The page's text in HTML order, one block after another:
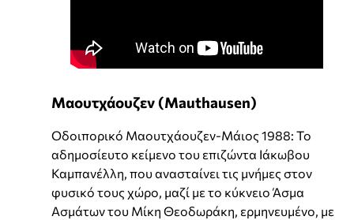
Μαουτχάουζεν (Mauthausen)
Οδοιπορικό Μαουτχάουζεν-Μάιος 1988: Το
αδημοσίευτο κείμενο του επιζώντα Ιάκωβου
Καμπανέλλη, που ανασταίνει τις μνήμες στον
φυσικό τους χώρο, μαζί με το κύκνειο Άσμα
Ασμάτων του Μίκη Θεοδωράκη, ερμηνευμένο, με